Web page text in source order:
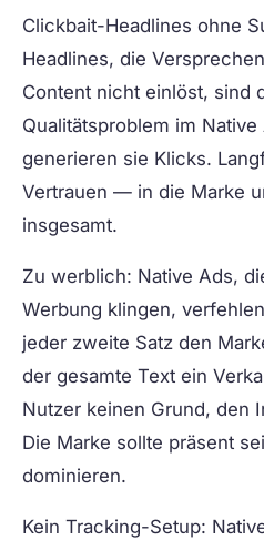
Clickbait-Headlines ohne
Headlines, die
Content nicht einlöst, sind
Qualitätsproblem im
generieren sie Klicks.
Vertrauen — in die Marke
insgesamt.
Zu werblich: Native Ads,
Werbung klingen,
jeder zweite Satz den
der gesamte Text ein
Nutzer keinen Grund, den
Die Marke sollte präsent
dominieren.
Kein Tracking-Setup: